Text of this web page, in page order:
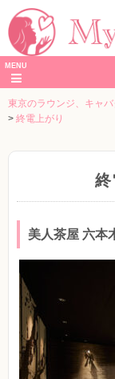
本
へ
MENU
東京のラウンジ、キャ
> 終電上がり
終
美人茶屋 六本